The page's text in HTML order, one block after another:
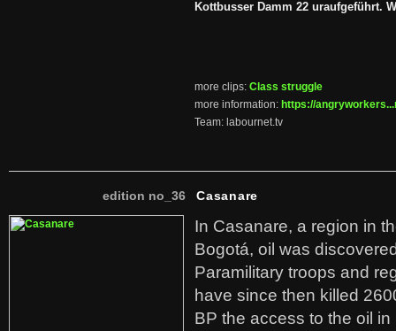
Kottbusser Damm 22 uraufgeführt.
more clips: Class struggle
more information: https://
Team: labournet.tv
edition no_36 Casanare
In Casanare, a region in
Bogotá, oil was
Paramilitary troops and
have since then killed
BP the access to the oil in